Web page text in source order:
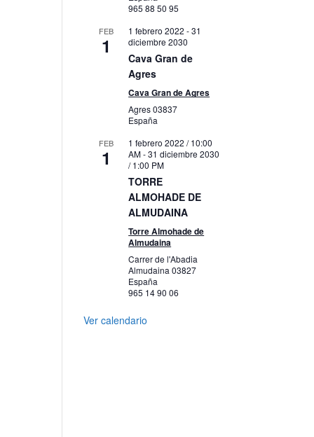
965 88 50 95
FEB
1
1 febrero 2022 -31
diciembre 2030
Cava Gran de
Agres
Cava Gran de Agres
Agres03837
España
FEB
1
1 febrero 2022 / 10:00
AM-31 diciembre 2030
/ 1:00 PM
TORRE
ALMOHADE DE
ALMUDAINA
Torre Almohade de
Almudaina
Carrer de l'Abadia
Almudaina03827
España
965 14 90 06
Ver calendario